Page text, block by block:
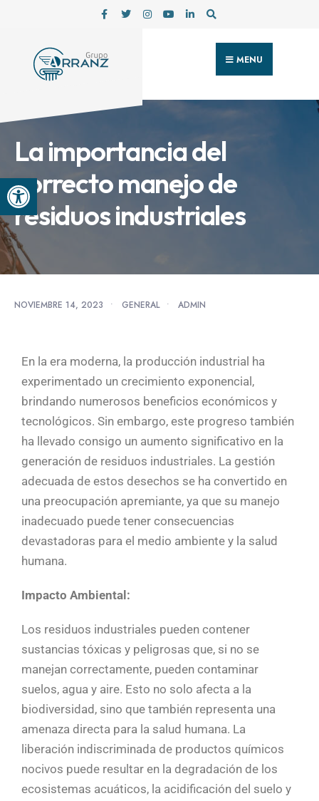
Abrir barra de herramientas
MENU
La importancia del
correcto manejo de
residuos industriales
NOVIEMBRE 14, 2023 • GENERAL • ADMIN
En la era moderna, la producción industrial ha
experimentado un crecimiento exponencial,
brindando numerosos beneficios económicos y
tecnológicos. Sin embargo, este progreso también
ha llevado consigo un aumento significativo en la
generación de residuos industriales. La gestión
adecuada de estos desechos se ha convertido en
una preocupación apremiante, ya que su manejo
inadecuado puede tener consecuencias
devastadoras para el medio ambiente y la salud
humana.
Impacto Ambiental:
Los residuos industriales pueden contener
sustancias tóxicas y peligrosas que, si no se
manejan correctamente, pueden contaminar
suelos, agua y aire. Esto no solo afecta a la
biodiversidad, sino que también representa una
amenaza directa para la salud humana. La
liberación indiscriminada de productos químicos
nocivos puede resultar en la degradación de los
ecosistemas acuáticos, la acidificación del suelo y